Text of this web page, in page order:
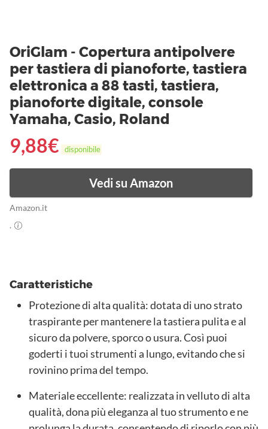
OriGlam - Copertura antipolvere
per tastiera di pianoforte, tastiera
elettronica a 88 tasti, tastiera,
pianoforte digitale, console
Yamaha, Casio, Roland
9,88€ disponibile
Vedi su Amazon
Amazon.it
.
Caratteristiche
Protezione di alta qualità: dotata di uno strato
traspirante per mantenere la tastiera pulita e al
sicuro da polvere, sporco o usura. Così puoi
goderti i tuoi strumenti a lungo, evitando che si
rovinino prima del tempo.
Materiale eccellente: realizzata in velluto di alta
qualità, dona più eleganza al tuo strumento e ne